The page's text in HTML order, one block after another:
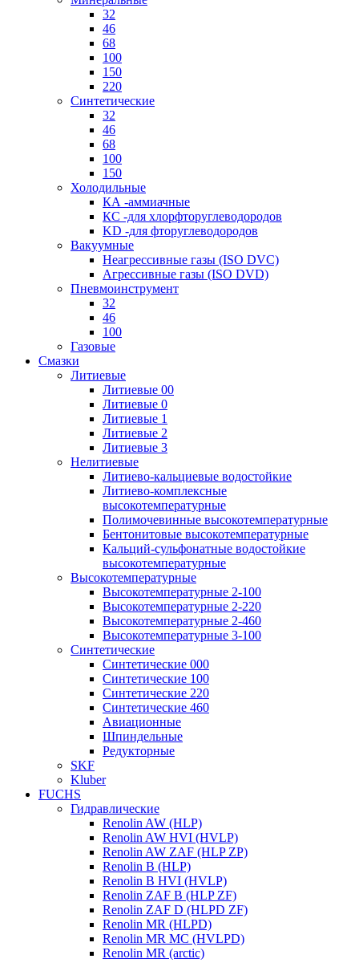
32
46
68
100
150
220
Синтетические
32
46
68
100
150
Холодильные
КА -аммиачные
КС -для хлорфторуглеводородов
KD -для фторуглеводородов
Вакуумные
Неагрессивные газы (ISO DVC)
Агрессивные газы (ISO DVD)
Пневмоинструмент
32
46
100
Газовые
Смазки
Литиевые
Литиевые 00
Литиевые 0
Литиевые 1
Литиевые 2
Литиевые 3
Нелитиевые
Литиево-кальциевые водостойкие
Литиево-комплексные
высокотемпературные
Полимочевинные высокотемпературные
Бентонитовые высокотемпературные
Кальций-сульфонатные водостойкие
высокотемпературные
Высокотемпературные
Высокотемпературные 2-100
Высокотемпературные 2-220
Высокотемпературные 2-460
Высокотемпературные 3-100
Синтетические
Синтетические 000
Синтетические 100
Синтетические 220
Синтетические 460
Авиационные
Шпиндельные
Редукторные
SKF
Kluber
FUCHS
Гидравлические
Renolin AW (HLP)
Renolin AW HVI (HVLP)
Renolin AW ZAF (HLP ZP)
Renolin B (HLP)
Renolin B HVI (HVLP)
Renolin ZAF B (HLP ZF)
Renolin ZAF D (HLPD ZF)
Renolin MR (HLPD)
Renolin MR MC (HVLPD)
Renolin MR (arctic)